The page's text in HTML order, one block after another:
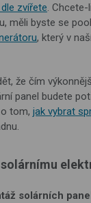
zvířete.
měli byste se
, který v
že čím
panel budete
tom, jak vybrat
solárních